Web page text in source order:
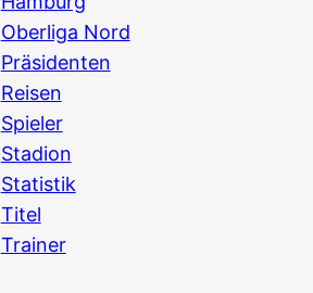
Oberliga Nord
Präsidenten
Reisen
Spieler
Stadion
Statistik
Titel
Trainer